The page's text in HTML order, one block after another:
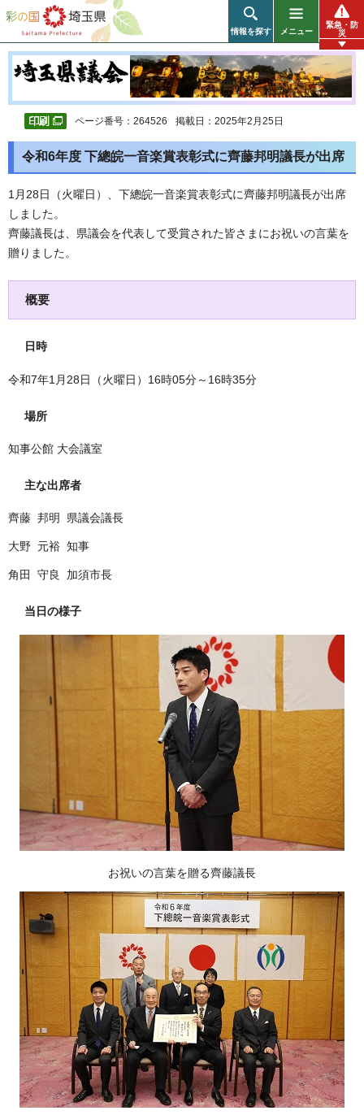
彩の国 埼玉県
情報を探す メニュー
緊急・防
災
ページ番号：264526 掲載日：2025年2月25日
令和6年度 下總皖一音楽賞表彰式に齊藤邦明議長が出席
1月28日（火曜日）、下總皖一音楽賞表彰式に齊藤邦明議長が出席
しました。
齊藤議長は、県議会を代表して受賞された皆さまにお祝いの言葉を
贈りました。
概要
日時
令和7年1月28日（火曜日）16時05分～16時35分
場所
知事公館 大会議室
主な出席者
齊藤 邦明 県議会議長
大野 元裕 知事
角田 守良 加須市長
当日の様子
お祝いの言葉を贈る齊藤議長